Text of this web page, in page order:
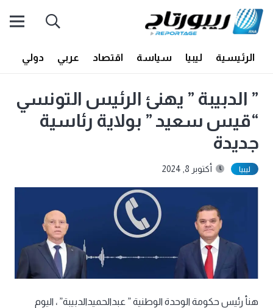
الرئيسية ليبيا سياسة اقتصاد عربي دولي
” الدبيبة ” يهنئ الرئيس التونسي
“قيس سعيد ” بولاية رئاسية
جديدة
ليبيا أكتوبر 8, 2024
هنأ رئيس حكومة الوحدة الوطنية ” عبدالحميدالدبيبة” ، اليوم